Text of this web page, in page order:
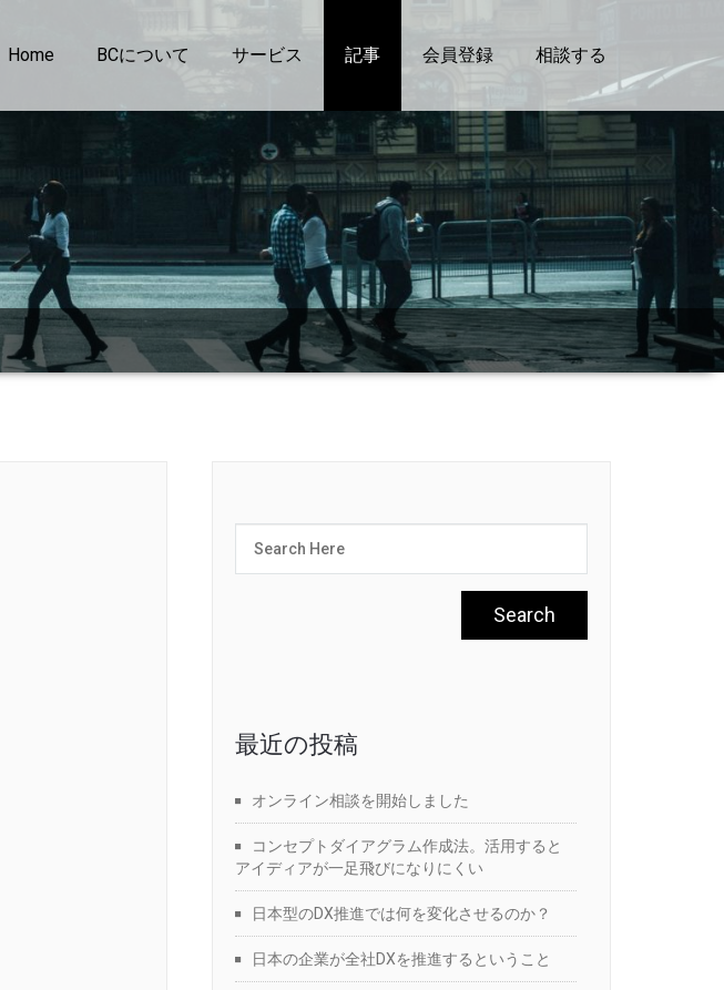
Home BCについて サービス 記事 会員登録 相談する
最近の投稿
オンライン相談を開始しました
コンセプトダイアグラム作成法。活用すると
アイディアが一足飛びになりにくい
日本型のDX推進では何を変化させるのか？
日本の企業が全社DXを推進するということ